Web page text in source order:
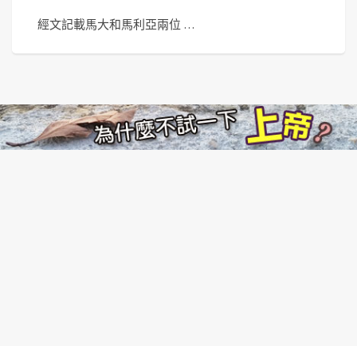
經文記載馬大和馬利亞兩位 …